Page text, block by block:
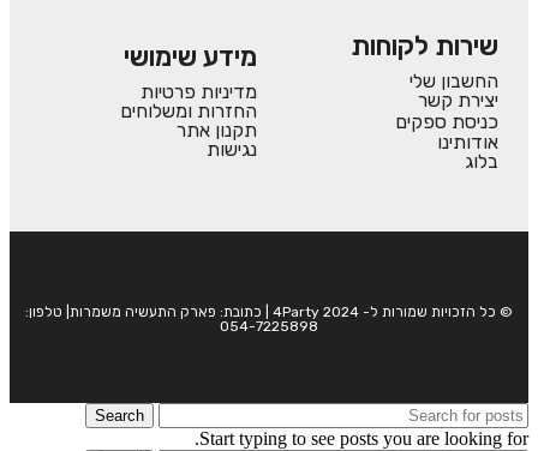
שירות לקוחות
החשבון שלי
יצירת קשר
כניסת ספקים
אודותינו
בלוג
מידע שימושי
מדיניות פרטיות
החזרות ומשלוחים
תקנון אתר
נגישות
© כל הזכויות שמורות ל- 4Party 2024 | כתובת: פארק התעשיה משמרות| טלפון:
054-7225898
Search
Start typing to see posts you are looking for.